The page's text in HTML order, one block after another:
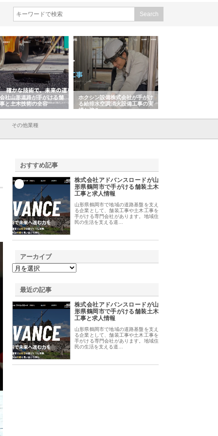
社山形道路が手がける舗
と土木技術の全容
ホクシン設備株式会社が手がけ
る給排水空調消火設備工事の実
績と強み
その他業種
おすすめ記事
株式会社アドバンスロードが山
形県鶴岡市で手がける舗装土木
工事と求人情報
山形県鶴岡市で地域の道路基盤を支え
る企業として、舗装工事や土木工事を
手がける専門会社があります。地域住
民の生活を支える道…
アーカイブ
最近の記事
株式会社アドバンスロードが山
形県鶴岡市で手がける舗装土木
工事と求人情報
山形県鶴岡市で地域の道路基盤を支え
る企業として、舗装工事や土木工事を
手がける専門会社があります。地域住
民の生活を支える道…